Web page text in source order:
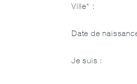
Ville* :
Date de
Je suis :